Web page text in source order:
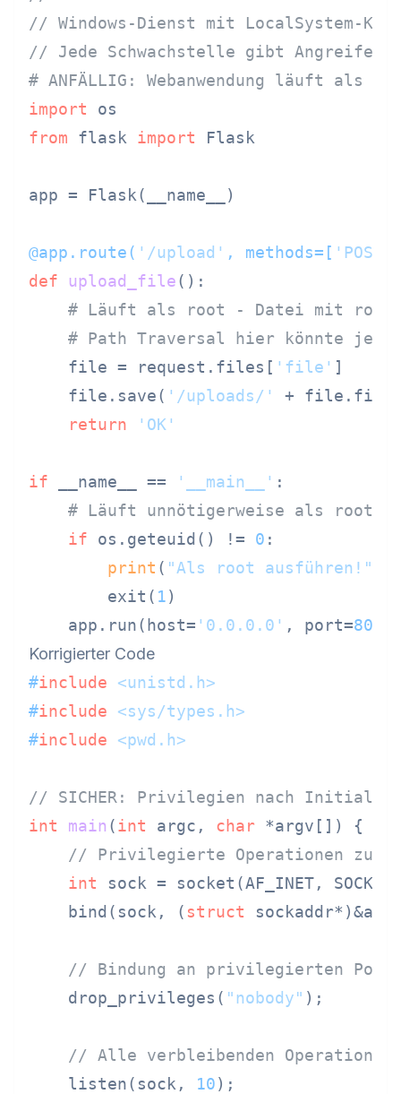
// Windows-Dienst mit LocalSystem-
// Jede Schwachstelle gibt Angreifer
# ANFÄLLIG: Webanwendung läuft als
import
from flask import Flask
app = Flask(__name__)
@app.route( '/upload' , methods=[ 'POST'
def
upload_file():
# Läuft als root - Datei mit root-
# Path Traversal hier könnte jede
    file = request.files[
'file' ]
    file.save(
'/uploads/'
+
return
'OK'
if __name__ == '__main__' :
# Läuft unnötigerweise als root
if os.geteuid() != 0 :
print ( "Als root ausführen!"
        exit(
1)
    app.run(host=
'0.0.0.0' , port=80
Korrigierter Code
#include
<unistd.h>
#include
<sys/types.h>
#include <pwd.h>
// SICHER: Privilegien nach
int
main (int argc, char *argv[])
{
// Privilegierte Operationen
int sock = socket(AF_INET,
    bind(sock, (
struct
// Bindung an privilegierten
    drop_privileges(
"nobody" );
// Alle verbleibenden
    listen(sock,
10);